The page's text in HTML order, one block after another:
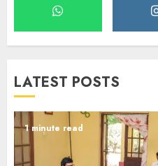
LATEST POSTS
1 minute read